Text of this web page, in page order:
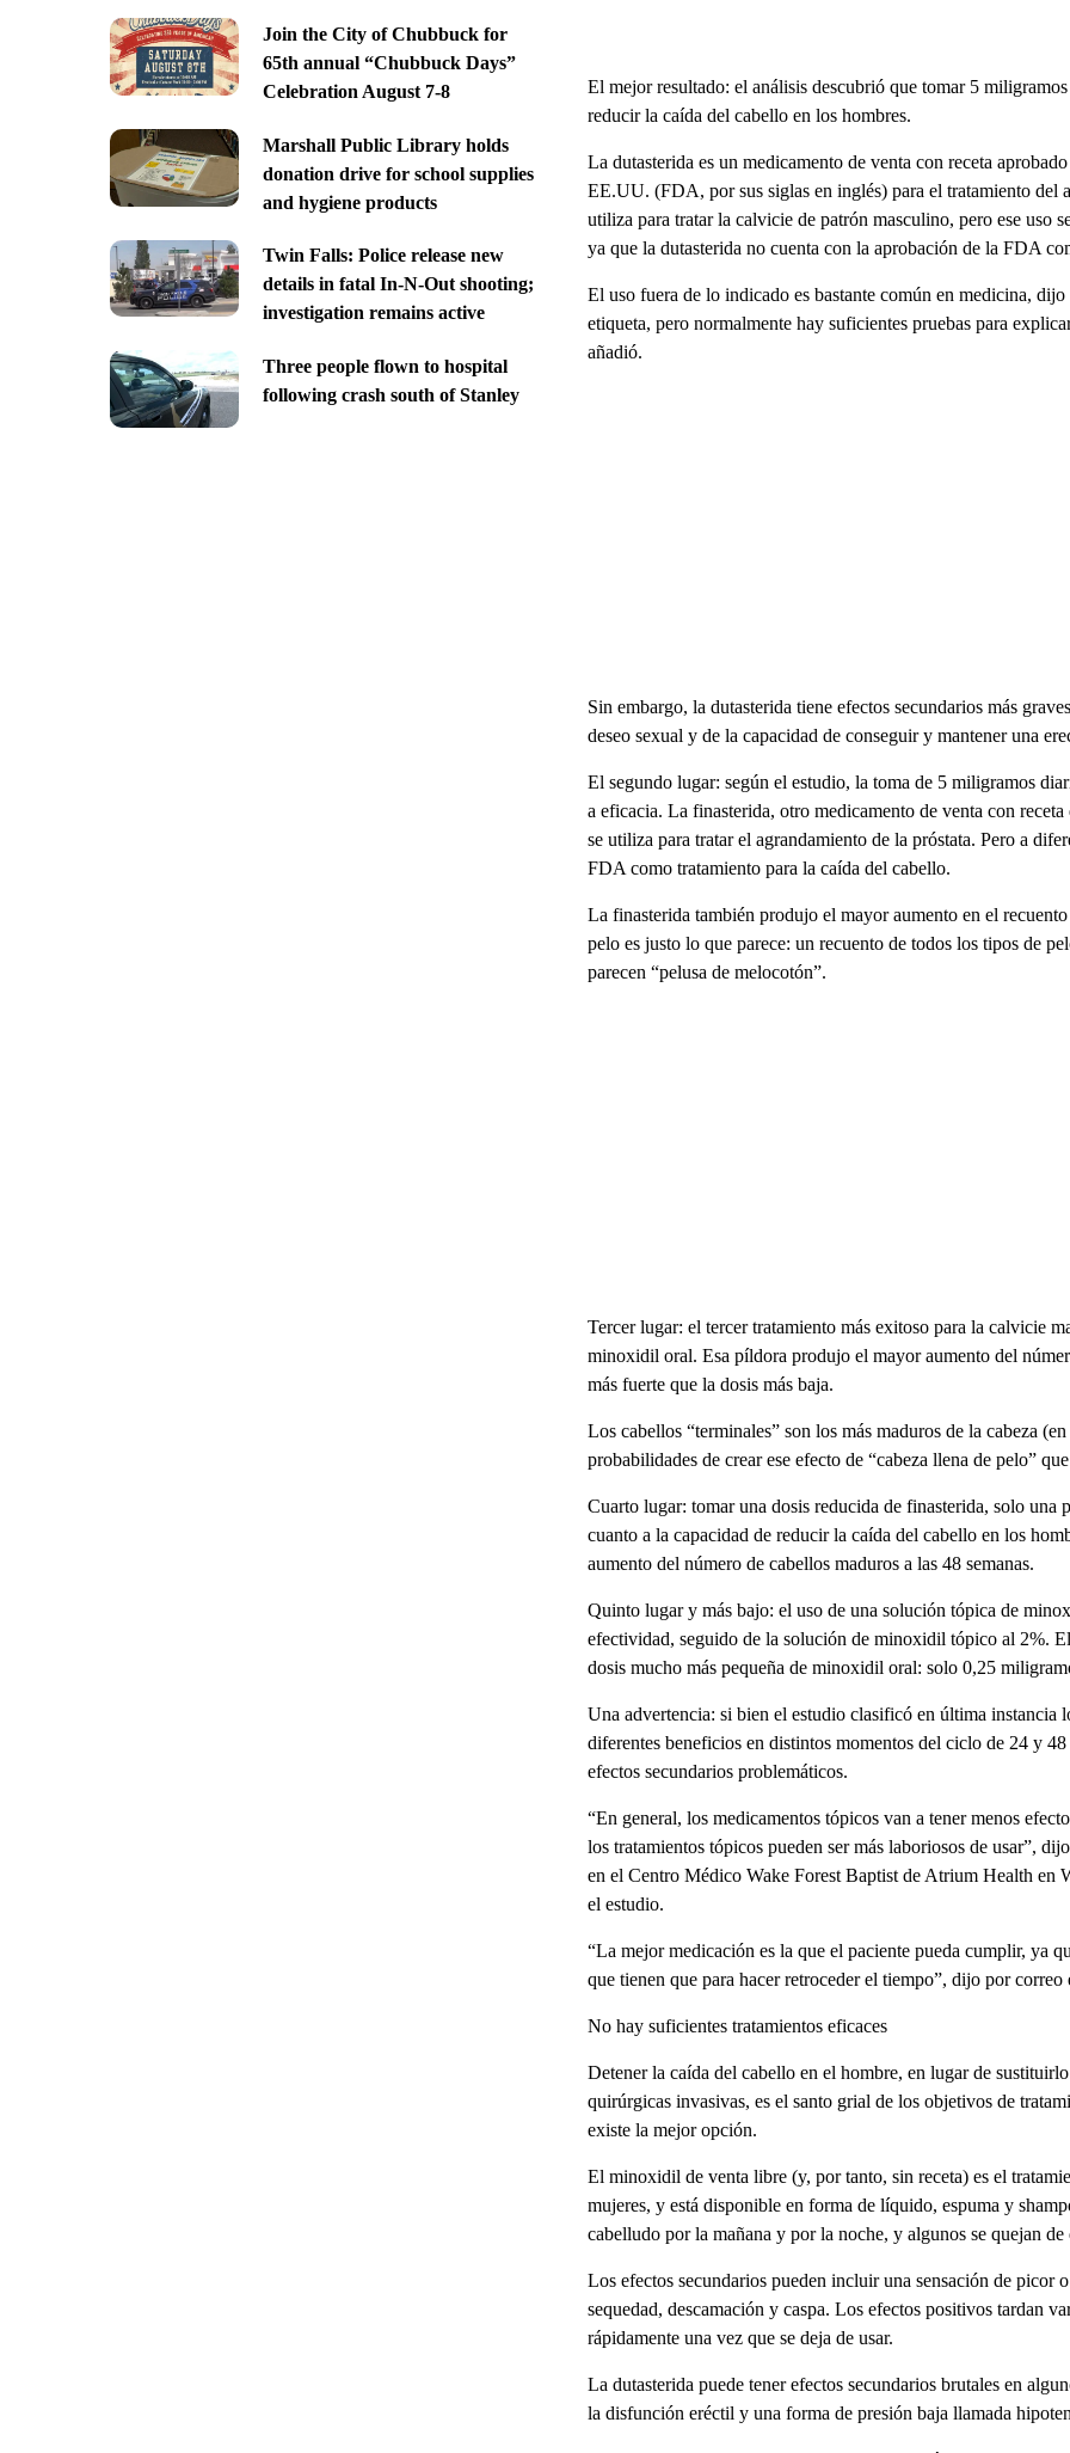
Join the City of Chubbuck for
65th annual “Chubbuck Days”
Celebration August 7-8
Marshall Public Library holds
donation drive for school supplies
and hygiene products
Twin Falls: Police release new
details in fatal In-N-Out shooting;
investigation remains active
Three people flown to hospital
following crash south of Stanley
El mejor resultado: el análisis descubrió que tomar 5
reducir la caída del cabello en los hombres.
La dutasterida es un medicamento de venta con receta
EE.UU. (FDA, por sus siglas en inglés) para el tratamiento del
utiliza para tratar la calvicie de patrón masculino, pero ese uso
ya que la dutasterida no cuenta con la aprobación de la FDA
El uso fuera de lo indicado es bastante común en medicina,
etiqueta, pero normalmente hay suficientes pruebas para
añadió.
Sin embargo, la dutasterida tiene efectos secundarios más
deseo sexual y de la capacidad de conseguir y mantener una
El segundo lugar: según el estudio, la toma de 5 miligramos
a eficacia. La finasterida, otro medicamento de venta con
se utiliza para tratar el agrandamiento de la próstata. Pero a
FDA como tratamiento para la caída del cabello.
La finasterida también produjo el mayor aumento en el
pelo es justo lo que parece: un recuento de todos los tipos de
parecen “pelusa de melocotón”.
Tercer lugar: el tercer tratamiento más exitoso para la calvicie
minoxidil oral. Esa píldora produjo el mayor aumento del
más fuerte que la dosis más baja.
Los cabellos “terminales” son los más maduros de la cabeza
probabilidades de crear ese efecto de “cabeza llena de pelo”
Cuarto lugar: tomar una dosis reducida de finasterida, solo
cuanto a la capacidad de reducir la caída del cabello en los
aumento del número de cabellos maduros a las 48 semanas.
Quinto lugar y más bajo: el uso de una solución tópica de
efectividad, seguido de la solución de minoxidil tópico al 2%.
dosis mucho más pequeña de minoxidil oral: solo 0,25
Una advertencia: si bien el estudio clasificó en última instancia
diferentes beneficios en distintos momentos del ciclo de 24 y
efectos secundarios problemáticos.
“En general, los medicamentos tópicos van a tener menos
los tratamientos tópicos pueden ser más laboriosos de usar”,
en el Centro Médico Wake Forest Baptist de Atrium Health en
el estudio.
“La mejor medicación es la que el paciente pueda cumplir, ya
que tienen que para hacer retroceder el tiempo”, dijo por correo
No hay suficientes tratamientos eficaces
Detener la caída del cabello en el hombre, en lugar de
quirúrgicas invasivas, es el santo grial de los objetivos de
existe la mejor opción.
El minoxidil de venta libre (y, por tanto, sin receta) es el
mujeres, y está disponible en forma de líquido, espuma y
cabelludo por la mañana y por la noche, y algunos se quejan
Los efectos secundarios pueden incluir una sensación de picor
sequedad, descamación y caspa. Los efectos positivos tardan
rápidamente una vez que se deja de usar.
La dutasterida puede tener efectos secundarios brutales en
la disfunción eréctil y una forma de presión baja llamada